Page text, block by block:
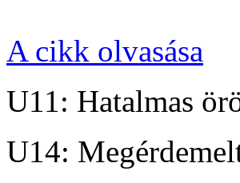
A cikk olvasása
U11: Hatalmas
U14: